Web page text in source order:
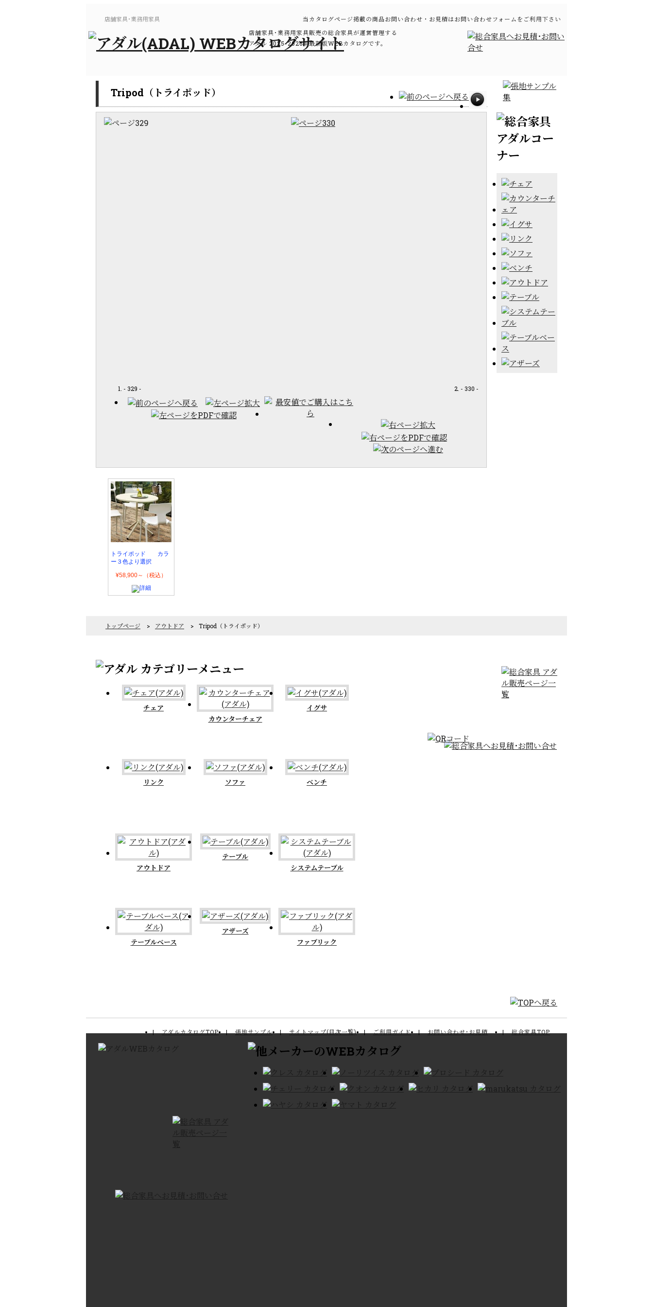
店舗家具･業務用家具
店舗家具･業務用家具販売の総合家具が運営管理する
アダル 2025-2026年最新版WEBカタログです。
当カタログページ掲載の商品お問い合わせ・お見積はお問い合わせフォームをご利用下さい
Tripod（トライポッド）
- 329 - - 330 -
トライポッド カラ
ー３色より選択
¥58,900～（税込）
トップページ > アウトドア > Tripod（トライポッド）
チェア
カウンターチェア
イグサ
リンク ソファ ベンチ
アウトドア
テーブル
システムテーブル
テーブルベース
アザーズ
ファブリック
アダルカタログTOP 張地サンプル サイトマップ(目次一覧) ご利用ガイド お問い合わせ･お見積 総合家具TOP